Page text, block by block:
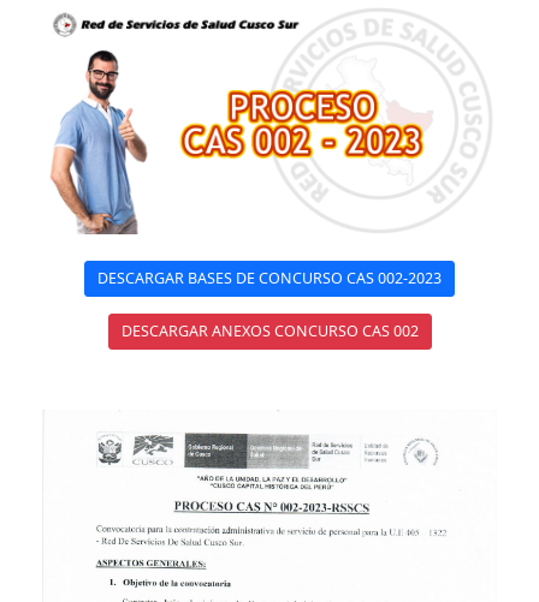
DESCARGAR BASES DE CONCURSO CAS 002-2023
DESCARGAR ANEXOS CONCURSO CAS 002